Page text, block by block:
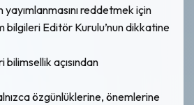
reddetmek için
bilgileri Editör Kurulu’nun dikkatine
açısından
özgünlüklerine, önemlerine